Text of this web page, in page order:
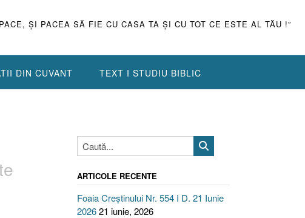
ŞI PACEA SĂ FIE CU CASA TA ŞI CU TOT CE ESTE AL TĂU !”
DIN CUVANT TEXT I STUDIU BIBLIC
ARTICOLE RECENTE
Foaia Creștinului Nr. 554 I D. 21 Iunie
202621 iunie, 2026